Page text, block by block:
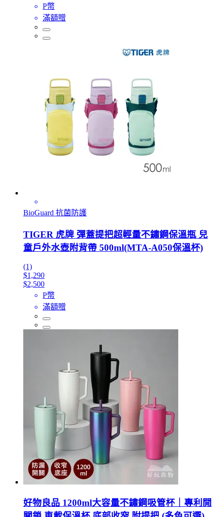
P幣
滿額贈
BioGuard 抗菌防護
TIGER 虎牌 彈蓋提把超輕量不鏽鋼保溫瓶 兒
童戶外水壺附背帶 500ml(MTA-A050保溫杯)
(1)
$1,290
$2,500
P幣
滿額贈
好物良品 1200ml大容量不鏽鋼吸管杯｜專利開